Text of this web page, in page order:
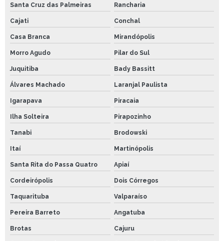
Santa Cruz das Palmeiras Rancharia
Cajati Conchal
Casa Branca Mirandópolis
Morro Agudo Pilar do Sul
Juquitiba Bady Bassitt
Álvares Machado Laranjal Paulista
Igarapava Piracaia
Ilha Solteira Pirapozinho
Tanabi Brodowski
Itaí Martinópolis
Santa Rita do Passa Quatro Apiaí
Cordeirópolis Dois Córregos
Taquarituba Valparaíso
Pereira Barreto Angatuba
Brotas Cajuru